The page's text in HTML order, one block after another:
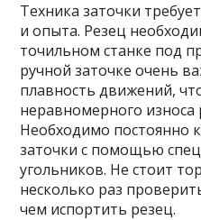
Техника заточки
и опыта. Резец
точильном станке под
ручной заточке очень
плавность движений,
неравномерного
Необходимо постоянно
заточки с помощью
угольников. Не стоит
несколько раз
чем испортить резец.